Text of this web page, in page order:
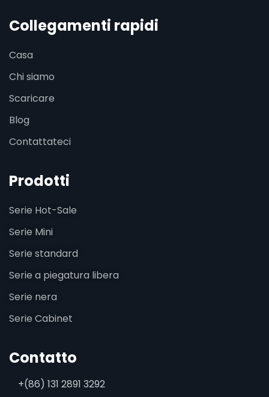
Collegamenti rapidi
Casa
Chi siamo
Scaricare
Blog
Contattateci
Prodotti
Serie Hot-Sale
Serie Mini
Serie standard
Serie a piegatura libera
Serie nera
Serie Cabinet
Contatto
+(86) 131 2891 3292